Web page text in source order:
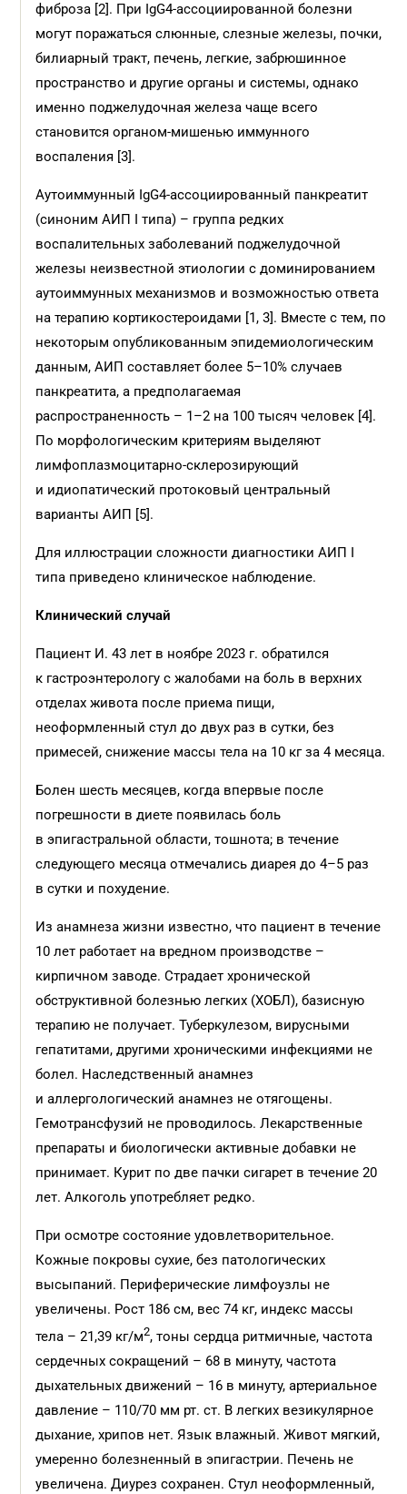
фиброза [2]. При IgG4-ассоциированной болезни
могут поражаться слюнные, слезные железы, почки,
билиарный тракт, печень, легкие, забрюшинное
пространство и другие органы и системы, однако
именно поджелудочная железа чаще всего
становится органом-мишенью иммунного
воспаления [3].
Аутоиммунный IgG4-ассоциированный панкреа­тит
(синоним АИП I типа) – группа редких
воспалительных заболеваний поджелудочной
железы неизвестной этиологии с доминированием
аутоиммунных механизмов и возможностью ответа
на терапию кортикостероидами [1, 3]. Вместе с тем, по
некоторым опубликованным эпидемиологическим
данным, АИП составляет более 5–10% случаев
панкреатита, а предполагаемая
распространенность – 1–2 на 100 тысяч человек [4].
По морфологическим критериям выделяют
лимфоплазмоцитарно-склерозирующий
и идиопатический протоковый центральный
варианты АИП [5].
Для иллюстрации сложности диагностики АИП I
типа приведено клиническое наблюдение.
Клинический случай
Пациент И. 43 лет в ноябре 2023 г. обратился
к гастроэнтерологу с жалобами на боль в верхних
отделах живота после приема пищи,
неоформленный стул до двух раз в сутки, без
примесей, снижение массы тела на 10 кг за 4 месяца.
Болен шесть месяцев, когда впервые после
погрешности в диете появилась боль
в эпигастральной области, тошнота; в течение
следующего месяца отмечались диарея до 4–5 раз
в сутки и похудение.
Из анамнеза жизни известно, что пациент в течение
10 лет работает на вредном производстве –
кирпичном заводе. Страдает хронической
обструктивной болезнью легких (ХОБЛ), базисную
терапию не получает. Туберкулезом, вирусными
гепатитами, другими хроническими инфекциями не
болел. Наследственный анамнез
и аллергологический анамнез не отягощены.
Гемотрансфузий не проводилось. Лекарственные
препараты и биологически активные добавки не
принимает. Курит по две пачки сигарет в течение 20
лет. Алкоголь употребляет редко.
При осмотре состояние удовлетворительное.
Кожные покровы сухие, без патологических
высыпаний. Периферические лимфоузлы не
увеличены. Рост 186 см, вес 74 кг, индекс массы
тела – 21,39 кг/м2, тоны сердца ритмичные, частота
сердечных сокращений – 68 в минуту, частота
дыхательных движений – 16 в минуту, артериальное
давление – 110/70 мм рт. ст. В легких везикулярное
дыхание, хрипов нет. Язык влажный. Живот мягкий,
умеренно болезненный в эпигастрии. Печень не
увеличена. Диурез сохранен. Стул неоформленный,